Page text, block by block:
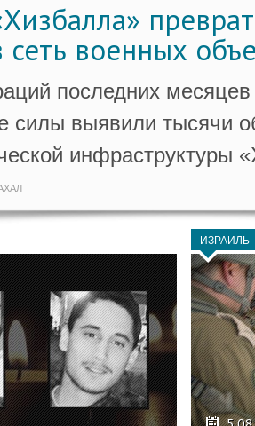
военных
последних
силы выявили тысячи
инфраструктуры
ИЗРАИЛЬ